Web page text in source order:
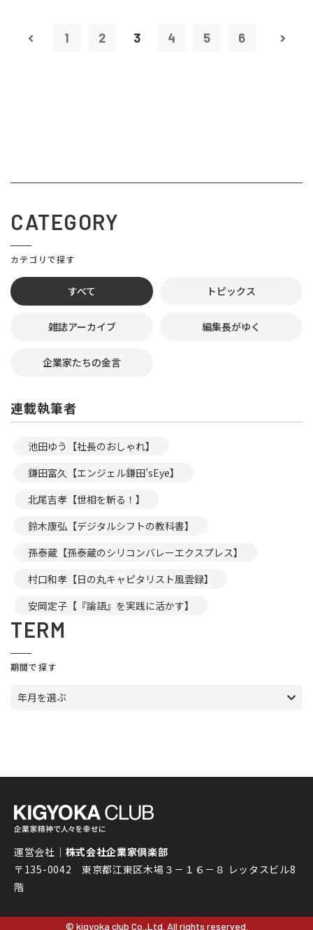
1 2 3 4 5 6
CATEGORY
カテゴリで探す
すべて トピックス
雑誌アーカイブ 編集長がゆく
企業家たちの金言
連載執筆者
池田ゆう【社長のおしゃれ】
鎌田富久【エンジェル鎌田’sEye】
北尾吉孝【世相を斬る！】
鈴木康弘【デジタルシフトの教科書】
孫泰蔵【孫泰蔵のシリコンバレーエクスプレス】
村口和孝【日の丸キャピタリスト風雲録】
安岡定子【『論語』を実践に活かす】
TERM
期間で探す
年月を選ぶ
運営会社｜ 株式会社企業家倶楽部
〒135-0042 東京都江東区木場３－１６－８ レッタスビル8
階
© kigyoka club Co.,Ltd. All rights reserved.